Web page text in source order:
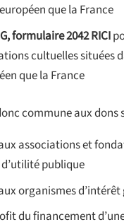
que la France
formulaire 2042 RICI
cultuelles situées
que la France
commune aux dons
associations et
publique
organismes
du financement